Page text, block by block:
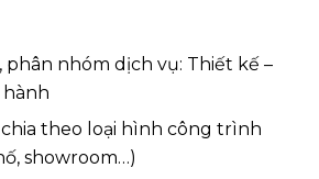
phân nhóm dịch vụ: Thiết kế –
hành
theo loại hình công trình
showroom…)